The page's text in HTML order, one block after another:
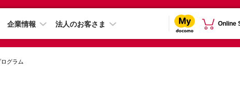
企業情報 法人のお客さま Online
グラム